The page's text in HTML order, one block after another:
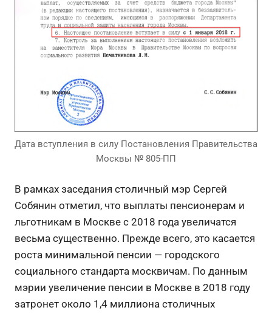
Дата вступления в силу Постановления Правительства
Москвы № 805-ПП
В рамках заседания столичный мэр Сергей
Собянин отметил, что выплаты пенсионерам и
льготникам в Москве с 2018 года увеличатся
весьма существенно. Прежде всего, это касается
роста минимальной пенсии — городского
социального стандарта москвичам. По данным
мэрии увеличение пенсии в Москве в 2018 году
затронет около 1,4 миллиона столичных